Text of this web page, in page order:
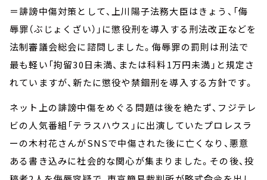
＝誹謗中傷対策として、上川陽子法務大臣はきょう、「侮
辱罪（ぶじょくざい）」に懲役刑を導入する刑法改正などを
法制審議会総会に諮問しました。侮辱罪の罰則は刑法で
最も軽い「拘留30日未満、または科料1万円未満」と規定さ
れていますが、新たに懲役や禁錮刑を導入する方針です。
ネット上の誹謗中傷をめぐる問題は後を絶たず、フジテレ
ビの人気番組「テラスハウス」に出演していたプロレスラ
ーの木村花さんがSNSで中傷された後に亡くなり、悪意
ある書き込みに社会的な関心が集まりました。その後、投